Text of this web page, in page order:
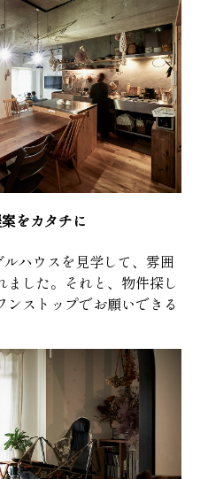
をカタチに
ハウスを見学して、雰囲
した。それと、物件探し
ストップでお願いできる